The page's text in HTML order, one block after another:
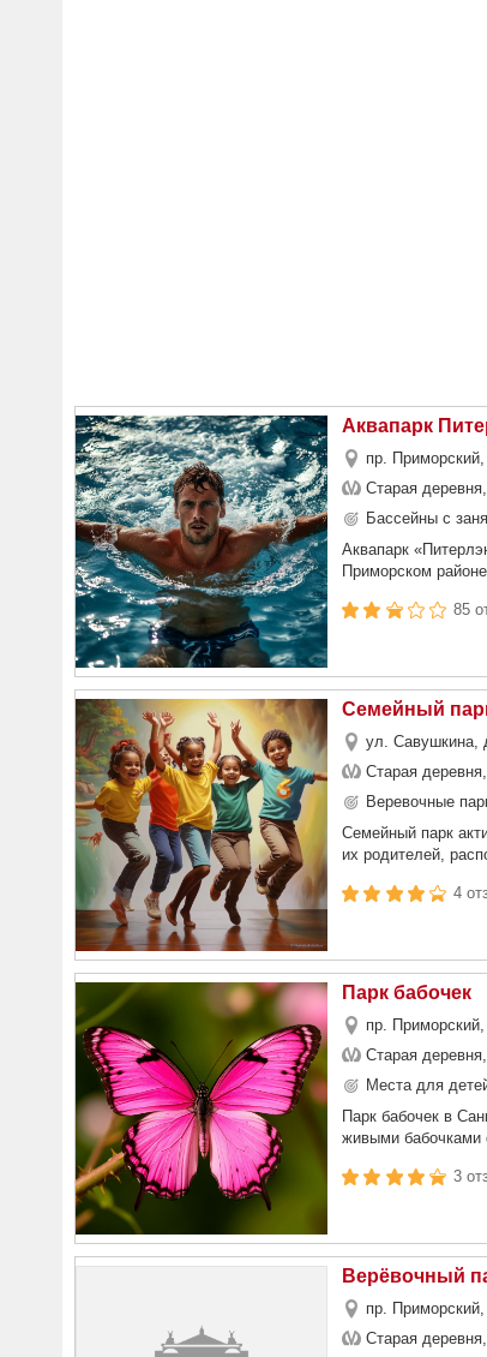
Аквапарк
пр.
Старая
Бассейны с
Аквапарк
Приморском
85
Семейный
ул. Савушкина,
Старая
Веревочные
Семейный парк
их родителей,
4
Парк бабочек
пр.
Старая
Места для
Парк бабочек в
живыми бабочками
3
Верёвочный
пр.
Старая